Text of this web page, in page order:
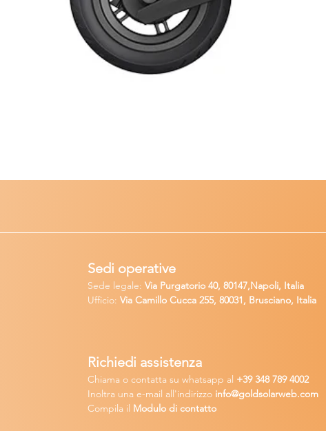
Sedi operative
Sede legale:Via Purgatorio 40, 80147,Napoli, Italia
Ufficio:Via Camillo Cucca 255, 80031, Brusciano, Italia
Richiedi assistenza
Chiama o contatta su whatsapp al +39 348 789 4002
Inoltra una e-mail all'indirizzo info@goldsolarweb.com
Compila il Modulo di contatto